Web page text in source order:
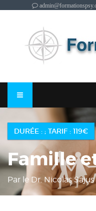
DURÉE : ; TARIF : 119€
Famille
Par le Dr. Nicolas Sajus